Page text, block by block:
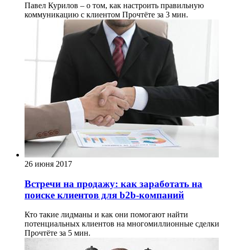
Павел Курилов – о том, как настроить правильную
коммуникацию с клиентом Прочтёте за 3 мин.
26 июня 2017
Встречи на продажу: как заработать на
поиске клиентов для b2b-компаний
Кто такие лидманы и как они помогают найти
потенциальных клиентов на многомиллионные сделки
Прочтёте за 5 мин.